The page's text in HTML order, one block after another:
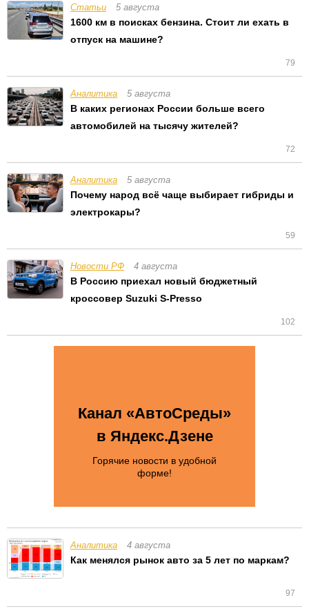
Статьи 5 августа
79
1600 км в поисках бензина. Стоит ли ехать в
отпуск на машине?
Аналитика 5 августа
72
В каких регионах России больше всего
автомобилей на тысячу жителей?
Аналитика 5 августа
59
Почему народ всё чаще выбирает гибриды и
электрокары?
Новости РФ 4 августа
102
В Россию приехал новый бюджетный
кроссовер Suzuki S-Presso
Канал «АвтоСреды»
в Яндекс.Дзене
Горячие новости в удобной
форме!
Аналитика 4 августа
97
Как менялся рынок авто за 5 лет по маркам?